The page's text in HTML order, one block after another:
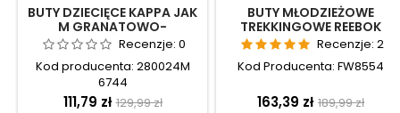
BUTY DZIECIĘCE KAPPA JAK
M GRANATOWO-
POMARAŃCZOWE -
280024M 6744
Recenzje: 0
Kod producenta: 280024M
6744
Cena
111,79 zł Cena
129,99 zł
BUTY MŁODZIEŻOWE
TREKKINGOWE REEBOK
RUGGED RUNNER MID -
FW8554
Recenzje: 2
Kod Producenta: FW8554
Cena
163,39 zł Cena
189,99 zł